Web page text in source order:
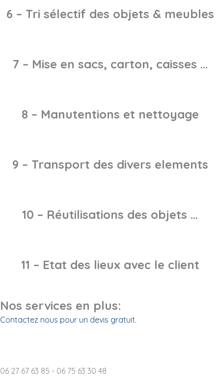
6 – Tri sélectif des objets & meubles
7 – Mise en sacs, carton, caisses …
8 – Manutentions et nettoyage
9 – Transport des divers elements
10 – Réutilisations des objets …
11 – Etat des lieux avec le client
Nos services en plus:
Contactez nous pour un devis gratuit.
06 27 67 63 85 - 06 75 63 30 48